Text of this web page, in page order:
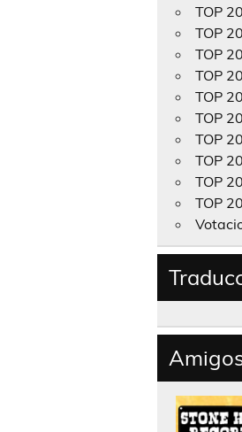
TOP
TOP
TOP
TOP
TOP
TOP
TOP
TOP
TOP
TOP